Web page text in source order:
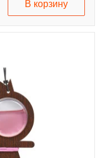
В корзину